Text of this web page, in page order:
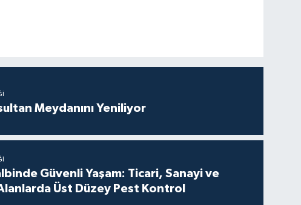
Meydanını Yeniliyor
Güvenli Yaşam: Ticari, Sanayi ve
Üst Düzey Pest Kontrol